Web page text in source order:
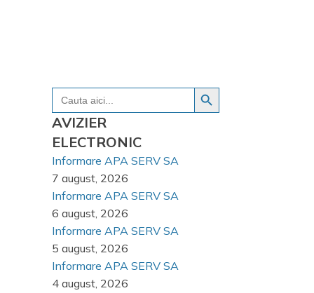
Search
for:
Search Button
AVIZIER
ELECTRONIC
Informare APA SERV SA
7 august, 2026
Informare APA SERV SA
6 august, 2026
Informare APA SERV SA
5 august, 2026
Informare APA SERV SA
4 august, 2026